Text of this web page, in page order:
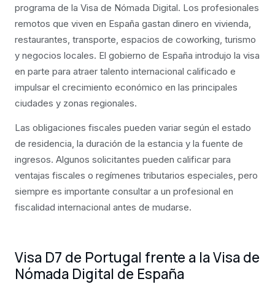
programa de la Visa de Nómada Digital. Los profesionales
remotos que viven en España gastan dinero en vivienda,
restaurantes, transporte, espacios de coworking, turismo
y negocios locales. El gobierno de España introdujo la visa
en parte para atraer talento internacional calificado e
impulsar el crecimiento económico en las principales
ciudades y zonas regionales.
Las obligaciones fiscales pueden variar según el estado
de residencia, la duración de la estancia y la fuente de
ingresos. Algunos solicitantes pueden calificar para
ventajas fiscales o regímenes tributarios especiales, pero
siempre es importante consultar a un profesional en
fiscalidad internacional antes de mudarse.
Visa D7 de Portugal frente a la Visa de
Nómada Digital de España